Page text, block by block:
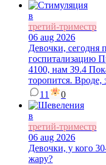
в
третий-триместр
06 aug 2026
Девочки, сегодня
госпитализацию
4100, нам 39.4
торопится. Вроде,
11
0
в
третий-триместр
06 aug 2026
Девочки, у кого
жару?